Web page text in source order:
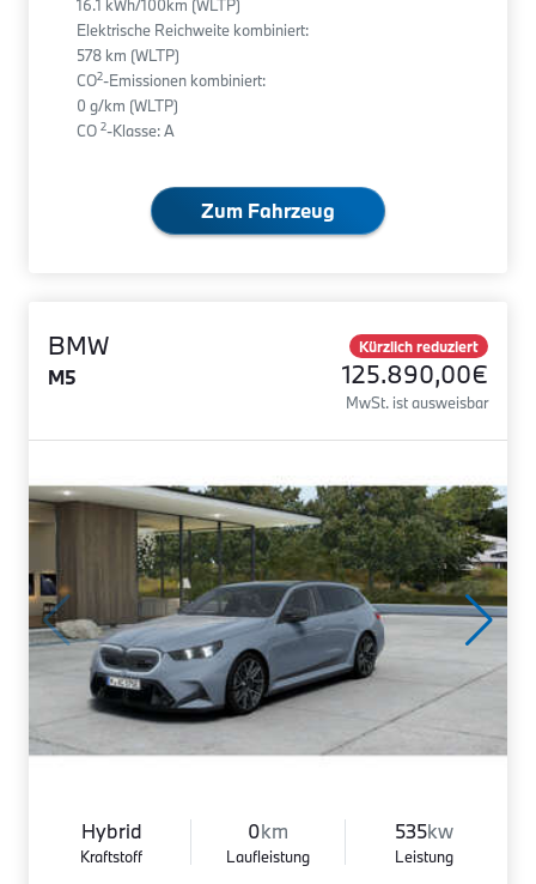
16.1 kWh/100km (WLTP)
Elektrische Reichweite kombiniert:
578 km (WLTP)
CO2-Emissionen kombiniert:
0 g/km (WLTP)
CO 2-Klasse: A
Zum Fahrzeug
BMW
M5
Kürzlich reduziert
125.890,00€
MwSt. ist ausweisbar
Hybrid
Kraftstoff
0km
Laufleistung
535kw
Leistung